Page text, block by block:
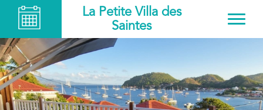
La Petite Villa des
Saintes